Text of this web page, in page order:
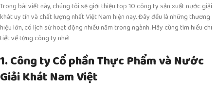
Trong bài viết này, chúng tôi sẽ giới thiệu top 10 công ty sản xuất nước giải
khát uy tín và chất lượng nhất Việt Nam hiện nay. Đây đều là những thương
hiệu lớn, có lịch sử hoạt động nhiều năm trong ngành. Hãy cùng tìm hiểu chi
tiết về từng công ty nhé!
1. Công ty Cổ phần Thực Phẩm và Nước
Giải Khát Nam Việt